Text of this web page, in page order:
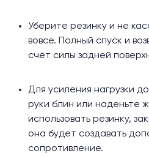
Уберите резинку и не
вовсе. Полный спуск и
счёт силы задней
Для усиления нагрузки
руки блин или наденьте
использовать резинку,
она будет создавать
сопротивление.